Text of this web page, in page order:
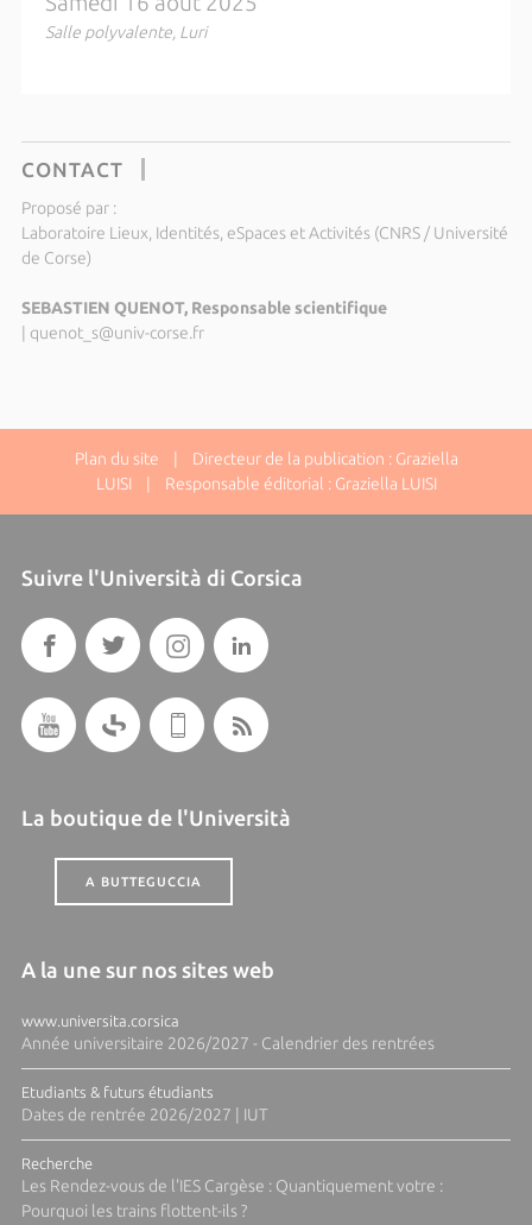
Salle polyvalente, Luri
CONTACT
Proposé par :
Laboratoire Lieux, Identités, eSpaces et Activités (CNRS / Université
de Corse)
SEBASTIEN QUENOT, Responsable scientifique
| quenot_s@univ-corse.fr
Plan du site | Directeur de la publication : Graziella
LUISI | Responsable éditorial : Graziella LUISI
Suivre l'Università di Corsica
La boutique de l'Università
A BUTTEGUCCIA
A la une sur nos sites web
www.universita.corsica
Année universitaire 2026/2027 - Calendrier des rentrées
Etudiants & futurs étudiants
Dates de rentrée 2026/2027 | IUT
Recherche
Les Rendez-vous de l'IES Cargèse : Quantiquement votre :
Pourquoi les trains flottent-ils ?